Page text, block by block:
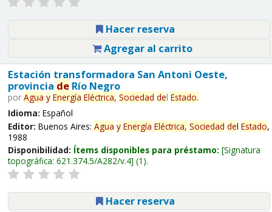
Hacer reserva
Agregar al carrito
Estación transformadora San Antoni Oeste,
provincia deRío Negro
por Agua y Energía Eléctrica, Sociedad del Estado.
Idioma: Español
Editor: Buenos Aires: Agua y Energía Eléctrica, Sociedad del Estado,
1988
Disponibilidad: Ítems disponibles para préstamo: Signatura
topográfica: 621.374.5/A282/v.4 (1).
Hacer reserva